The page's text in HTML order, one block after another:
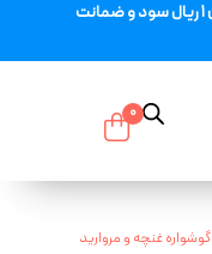
0
گوشواره غنچه و مروارید